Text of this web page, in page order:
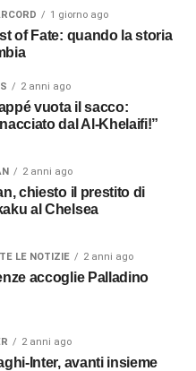
1 giorno ago
of Fate: quando la storia
2 anni ago
vuota il sacco:
dal Al-Khelaifi!”
2 anni ago
chiesto il prestito di
al Chelsea
LE NOTIZIE 2 anni ago
accoglie Palladino
2 anni ago
Inter, avanti insieme